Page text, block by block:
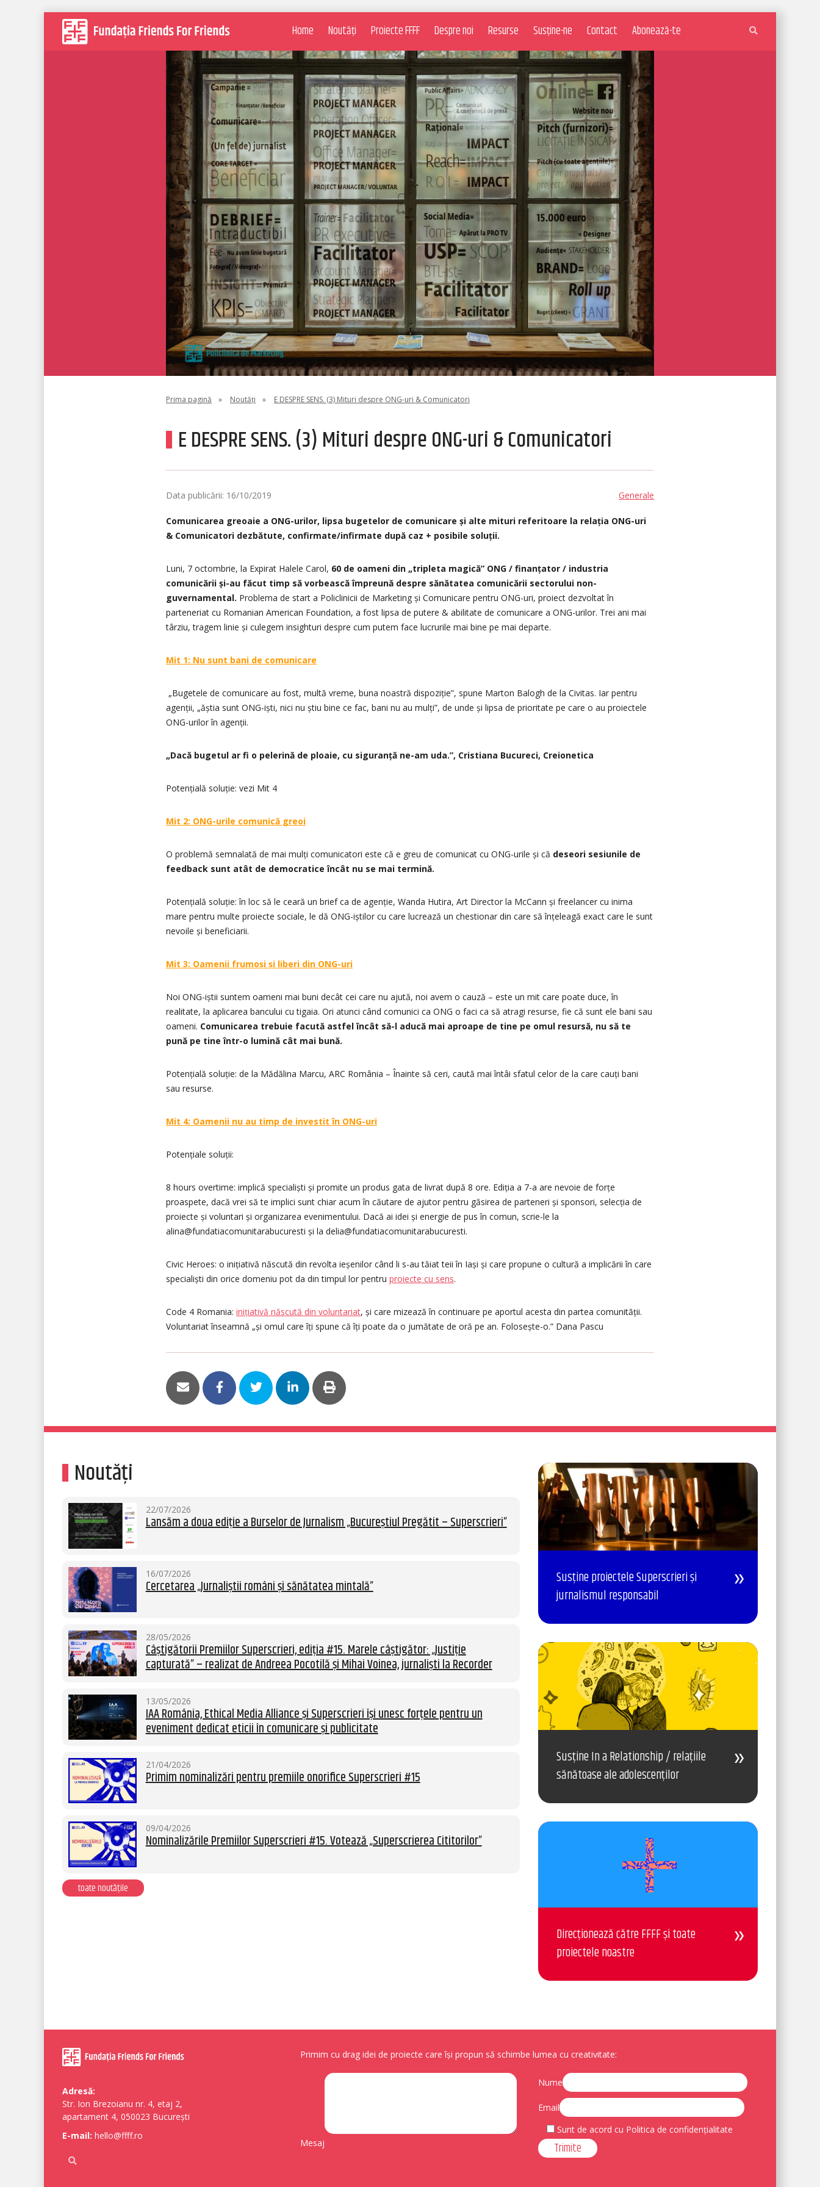
Home Noutăți Proiecte FFFF Despre noi Resurse Susține-ne Contact Abonează-te
Prima pagină » Noutăți » E DESPRE SENS. (3) Mituri despre ONG-uri & Comunicatori
E DESPRE SENS. (3) Mituri despre ONG-uri & Comunicatori
Data publicării: 16/10/2019 Generale
Comunicarea greoaie a ONG-urilor, lipsa bugetelor de comunicare și alte mituri referitoare la relația ONG-uri
& Comunicatori dezbătute, confirmate/infirmate după caz + posibile soluții.
Luni, 7 octombrie, la Expirat Halele Carol, 60 de oameni din „tripleta magică” ONG / finanțator / industria
comunicării și-au făcut timp să vorbească împreună despre sănătatea comunicării sectorului non-
guvernamental. Problema de start a Policlinicii de Marketing și Comunicare pentru ONG-uri, proiect dezvoltat în
parteneriat cu Romanian American Foundation, a fost lipsa de putere & abilitate de comunicare a ONG-urilor. Trei ani mai
târziu, tragem linie și culegem insighturi despre cum putem face lucrurile mai bine pe mai departe.
Mit 1: Nu sunt bani de comunicare
„Bugetele de comunicare au fost, multă vreme, buna noastră dispoziție”, spune Marton Balogh de la Civitas. Iar pentru
agenții, „ăștia sunt ONG-iști, nici nu știu bine ce fac, bani nu au mulți”, de unde și lipsa de prioritate pe care o au proiectele
ONG-urilor în agenții.
„Dacă bugetul ar fi o pelerină de ploaie, cu siguranță ne-am uda.”, Cristiana Bucureci, Creionetica
Potențială soluție: vezi Mit 4
Mit 2: ONG-urile comunică greoi
O problemă semnalată de mai mulți comunicatori este că e greu de comunicat cu ONG-urile și că deseori sesiunile de
feedback sunt atât de democratice încât nu se mai termină.
Potențială soluție: în loc să le ceară un brief ca de agenție, Wanda Hutira, Art Director la McCann și freelancer cu inima
mare pentru multe proiecte sociale, le dă ONG-iștilor cu care lucrează un chestionar din care să înțeleagă exact care le sunt
nevoile și beneficiarii.
Mit 3: Oamenii frumoși și liberi din ONG-uri
Noi ONG-iștii suntem oameni mai buni decât cei care nu ajută, noi avem o cauză – este un mit care poate duce, în
realitate, la aplicarea bancului cu tigaia. Ori atunci când comunici ca ONG o faci ca să atragi resurse, fie că sunt ele bani sau
oameni. Comunicarea trebuie facută astfel încât să-l aducă mai aproape de tine pe omul resursă, nu să te
pună pe tine într-o lumină cât mai bună.
Potențială soluție: de la Mădălina Marcu, ARC România – Înainte să ceri, caută mai întâi sfatul celor de la care cauți bani
sau resurse.
Mit 4: Oamenii nu au timp de investit în ONG-uri
Potențiale soluții:
8 hours overtime: implică specialiști și promite un produs gata de livrat după 8 ore. Ediția a 7-a are nevoie de forțe
proaspete, dacă vrei să te implici sunt chiar acum în căutare de ajutor pentru găsirea de parteneri și sponsori, selecția de
proiecte și voluntari și organizarea evenimentului. Dacă ai idei și energie de pus în comun, scrie-le la
alina@fundatiacomunitarabucuresti și la delia@fundatiacomunitarabucuresti.
Civic Heroes: o inițiativă născută din revolta ieșenilor când li s-au tăiat teii în Iași și care propune o cultură a implicării în care
specialiști din orice domeniu pot da din timpul lor pentru proiecte cu sens.
Code 4 Romania: inițiativă născută din voluntariat, și care mizează în continuare pe aportul acesta din partea comunității.
Voluntariat înseamnă „și omul care îți spune că îți poate da o jumătate de oră pe an. Folosește-o.” Dana Pascu
Noutăți
22/07/2026
Lansăm a doua ediție a Burselor de Jurnalism „Bucureștiul Pregătit – Superscrieri”
16/07/2026
Cercetarea „Jurnaliștii români și sănătatea mintală”
28/05/2026
Câștigătorii Premiilor Superscrieri, ediția #15. Marele câștigător: „Justiție
capturată” – realizat de Andreea Pocotilă și Mihai Voinea, jurnaliști la Recorder
13/05/2026
IAA România, Ethical Media Alliance și Superscrieri își unesc forțele pentru un
eveniment dedicat eticii în comunicare și publicitate
21/04/2026
Primim nominalizări pentru premiile onorifice Superscrieri #15
09/04/2026
Nominalizările Premiilor Superscrieri #15. Votează „Superscrierea Cititorilor”
toate noutățile
Susține proiectele Superscrieri și
jurnalismul responsabil
Susține In a Relationship / relațiile
sănătoase ale adolescenților
Direcționează către FFFF și toate
proiectele noastre
Adresă:
Str. Ion Brezoianu nr. 4, etaj 2,
apartament 4, 050023 București
E-mail: hello@ffff.ro
Primim cu drag idei de proiecte care își propun să schimbe lumea cu creativitate:
Mesaj
Nume
Email
Sunt de acord cu Politica de confidențialitate